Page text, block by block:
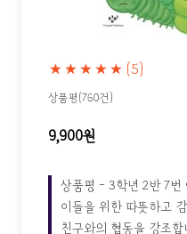
★★★★★ (5)
상품평(760건)
9,900원
상품평 - 3학년 2반 7번
이들을 위한 따뜻하고
친구와의 협동을 강조